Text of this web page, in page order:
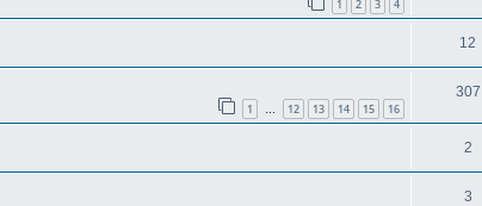
1 2 3 4
12
1 … 12 13 14 15 16
307
2
3